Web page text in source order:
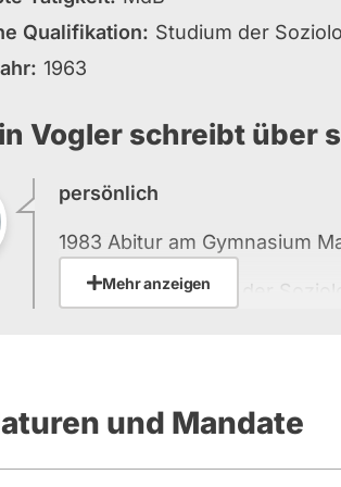
Qualifikation
Studium der
1963
Vogler schreibt über
persönlich
1983 Abitur am Gymnasium
1983-1990 Studium der
1995-1999 Leiterin der DFG-VK-
Mehr anzeigen
und Mandate